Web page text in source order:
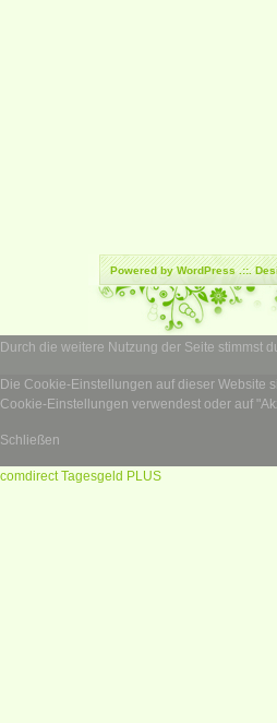
Powered byWordPress.::.
Durch die weitere Nutzung der Seite stimmst
Die Cookie-Einstellungen auf dieser Website
Cookie-Einstellungen verwendest oder auf
Schließen
comdirect Tagesgeld PLUS